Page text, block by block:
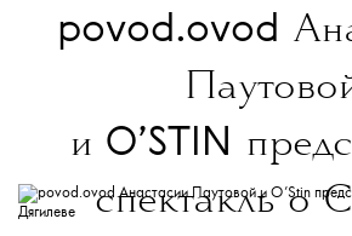
povod.ovod
и O’STIN
спектакль о